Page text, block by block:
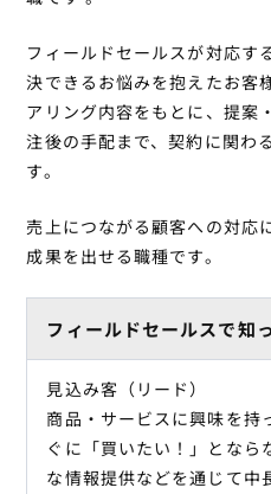
フィールドセールスが対応す
決できるお悩みを抱えたお客
アリング内容をもとに、提案
注後の手配まで、契約に関わ
す。
売上につながる顧客への対応
成果を出せる職種です。
フィールドセールスで知
見込み客（リード）
商品・サービスに興味を持
ぐに「買いたい！」となら
な情報提供などを通じて中